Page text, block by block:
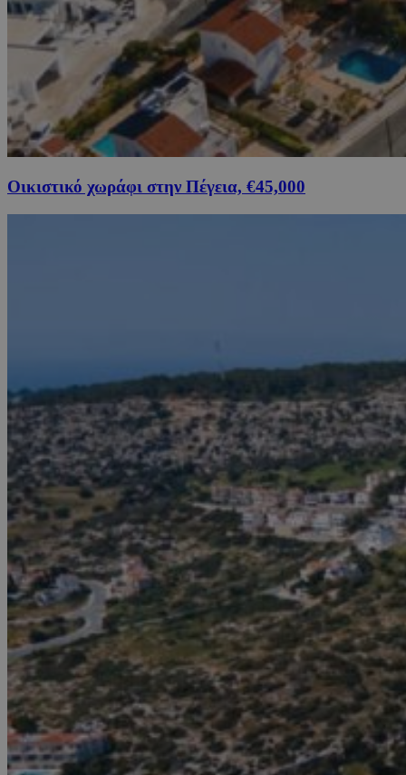
Οικιστικό χωράφι στην Πέγεια, €45,000